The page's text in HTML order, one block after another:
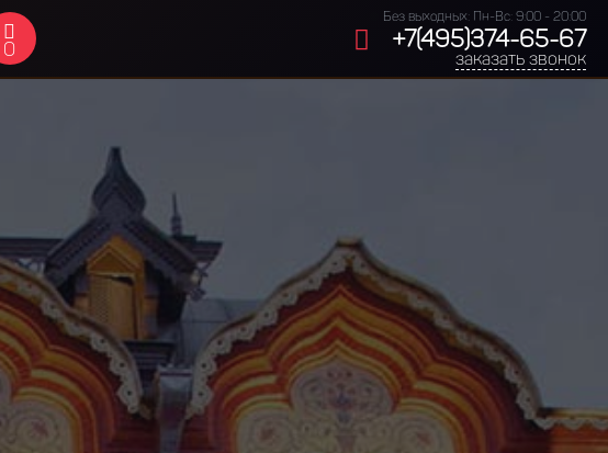
0
Без выходных: Пн-Вс: 9:00 - 20:00
+7(495)374-65-67
заказать звонок